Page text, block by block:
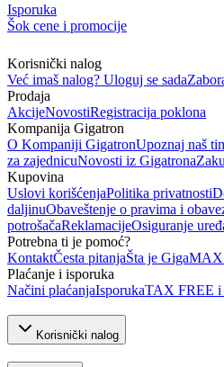
Isporuka
Šok cene i promocije
Korisnički nalog
Već imaš nalog? Uloguj se sada
Prodaja
AkcijeNovostiRegistracija poklona
Kompanija Gigatron
O Kompaniji GigatronUpoznaj naš
za zajednicuNovosti iz Gigatrona
Kupovina
Uslovi korišćenjaPolitika privatnosti
daljinuObaveštenje o pravima i
potrošačaReklamacijeOsiguranje
Potrebna ti je pomoć?
KontaktČesta pitanjaŠta je
Plaćanje i isporuka
Načini plaćanjaIsporukaTAX FREE i
Korisnički nalog